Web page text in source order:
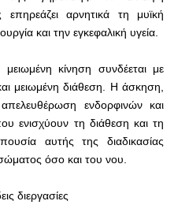
επηρεάζει αρνητικά τη μυϊκή
και την εγκεφαλική υγεία.
κίνηση συνδέεται με
μειωμένη διάθεση. Η άσκηση,
ενδορφινών και
ενισχύουν τη διάθεση και τη
αυτής της διαδικασίας
όσο και του νου.
διεργασίες